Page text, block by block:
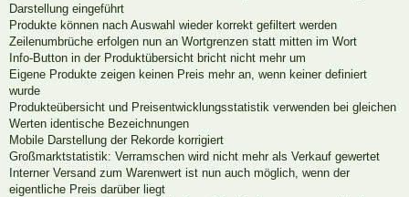
Darstellung eingeführt
Produkte können nach Auswahl wieder korrekt gefiltert werden
Zeilenumbrüche erfolgen nun an Wortgrenzen statt mitten im Wort
Info-Button in der Produktübersicht bricht nicht mehr um
Eigene Produkte zeigen keinen Preis mehr an, wenn keiner definiert
wurde
Produkteübersicht und Preisentwicklungsstatistik verwenden bei gleichen
Werten identische Bezeichnungen
Mobile Darstellung der Rekorde korrigiert
Großmarktstatistik: Verramschen wird nicht mehr als Verkauf gewertet
Interner Versand zum Warenwert ist nun auch möglich, wenn der
eigentliche Preis darüber liegt